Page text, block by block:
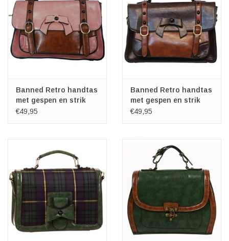
Banned Retro handtas
met gespen en strik
€49,95
Banned Retro handtas
met gespen en strik
(d.koffie)
€49,95